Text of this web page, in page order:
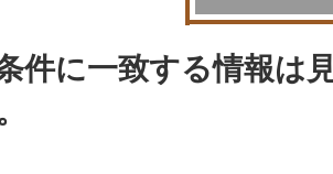
件に一致する情報は